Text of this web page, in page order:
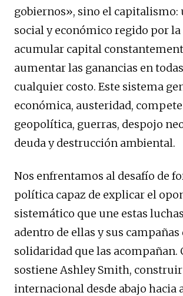
gobiernos», sino el capitalismo:
social y económico regido por la
acumular capital
aumentar las ganancias en
cualquier costo. Este sistema
económica, austeridad,
geopolítica, guerras, despojo
deuda y destrucción ambiental.
Nos enfrentamos al desafío de
política capaz de explicar el
sistemático que une estas
adentro de ellas y sus campañas
solidaridad que las acompañan.
sostiene Ashley Smith,
internacional desde abajo hacia